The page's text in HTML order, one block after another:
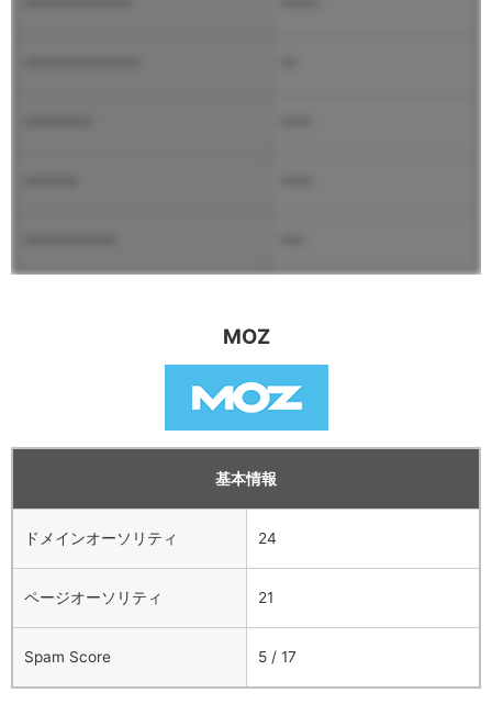
MOZ
基本情報
ドメインオーソリティ 24
ページオーソリティ 21
Spam Score 5 / 17